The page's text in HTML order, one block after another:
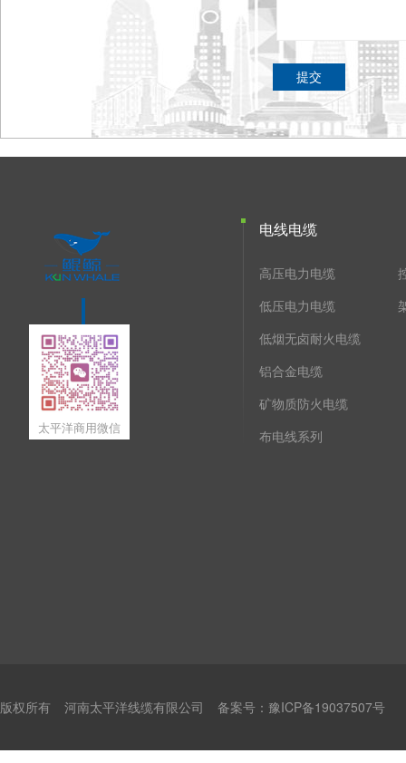
太平洋商用微信
电线电缆
高压电力电缆
低压电力电缆
低烟无卤耐火电缆
铝合金电缆
矿物质防火电缆
布电线系列
版权所有 河南太平洋线缆有限公司 备案号： 豫ICP备19037507号